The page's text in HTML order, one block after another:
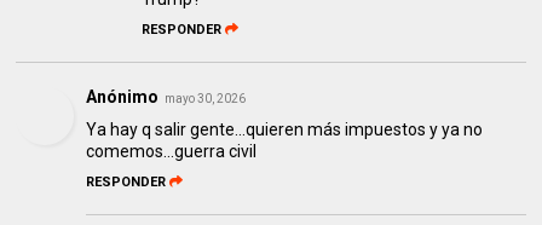
RESPONDER
Anónimo mayo 30, 2026
Ya hay q salir gente...quieren más impuestos y ya no
comemos...guerra civil
RESPONDER